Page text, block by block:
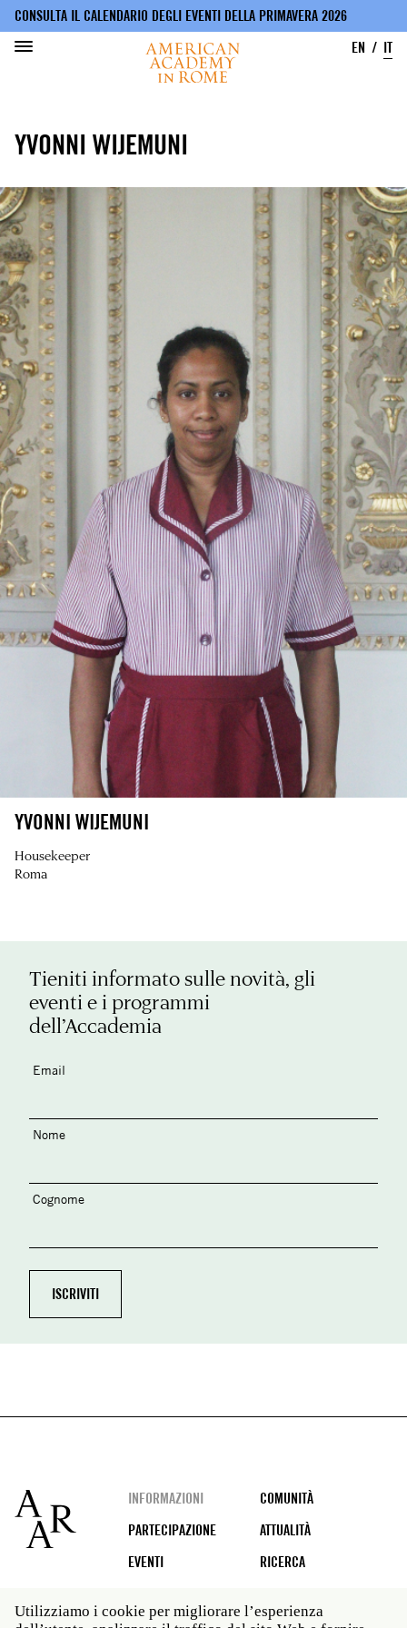
contenuto
principale
CONSULTA IL CALENDARIO DEGLI EVENTI DELLA PRIMAVERA 2026
EN
IT
YVONNI WIJEMUNI
YVONNI WIJEMUNI
Housekeeper
Roma
Tieniti informato sulle novità, gli
eventi e i programmi
dell’Accademia
Email
Nome
Cognome
Footer
INFORMAZIONI
COMUNITÀ
PARTECIPAZIONE
ATTUALITÀ
EVENTI
RICERCA
Utilizziamo i cookie per migliorare l’esperienza